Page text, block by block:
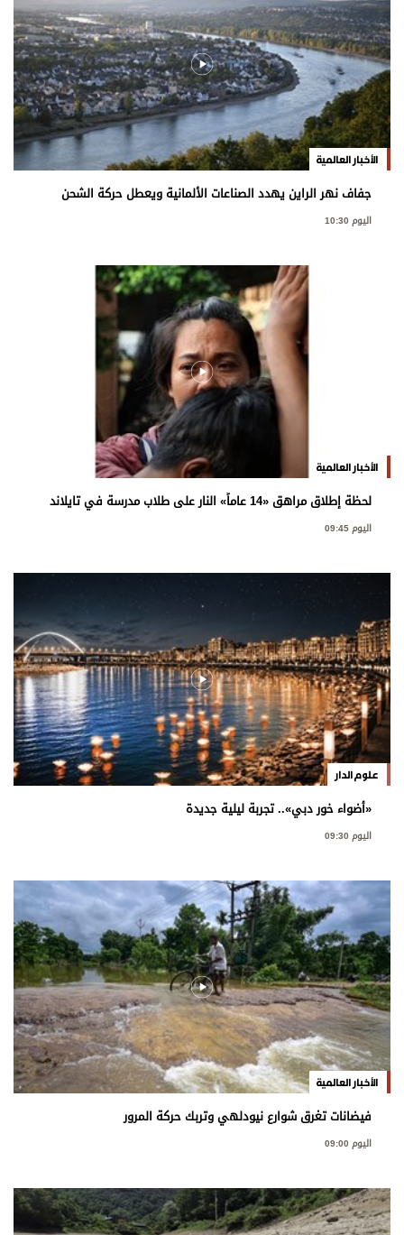
الأخبار العالمية
جفاف نهر الراين يهدد الصناعات الألمانية ويعطل حركة الشحن
اليوم 10:30
الأخبار العالمية
لحظة إطلاق مراهق «14 عاماً» النار على طلاب مدرسة في تايلاند
اليوم 09:45
علوم الدار
«أضواء خور دبي».. تجربة ليلية جديدة
اليوم 09:30
الأخبار العالمية
فيضانات تغرق شوارع نيودلهي وتربك حركة المرور
اليوم 09:00